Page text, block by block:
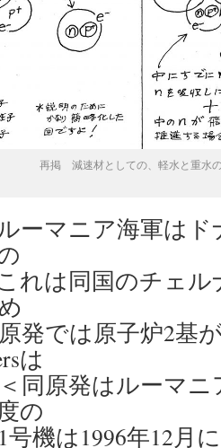
再掲 減速材としての、軽水と重水
ーマニア海軍は
れは同国のチェ
発では原子炉2基
は
同原発はルーマニ
の
機は1996年12月